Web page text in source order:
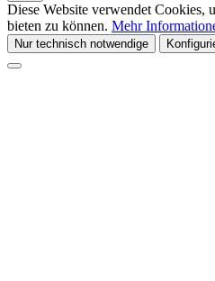
Diese Website verwendet Cookies,
bieten zu können. Mehr
Nur technisch notwendige